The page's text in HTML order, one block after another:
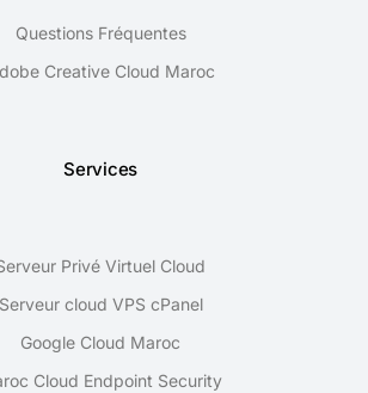
Questions Fréquentes
Creative Cloud Maroc
Services
Privé Virtuel Cloud
Serveur cloud VPS cPanel
Google Cloud Maroc
Cloud Endpoint Security